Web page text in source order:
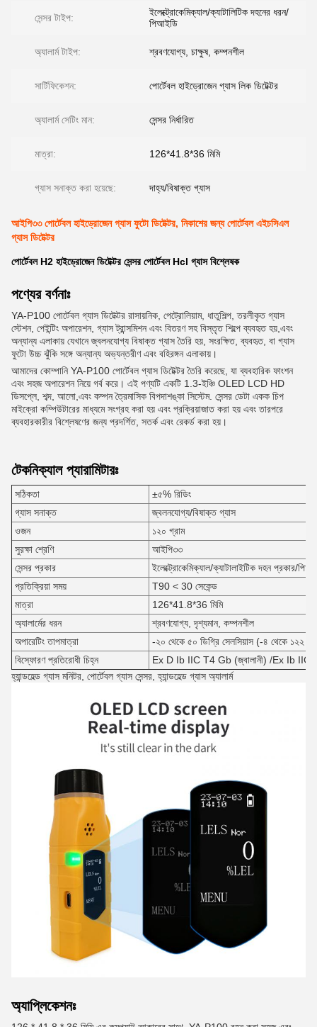
সেন্সর টাইপ:
ইলেক্ট্রোকেমিক্যাল/ক্যাটালিটিক দহনের ধরন/
পিআইডি
অ্যালার্ম টাইপ: শ্রবণযোগ্য, চাক্ষুষ, কম্পনশীল
সার্টিফিকেশন: পোর্টেবল হাইড্রোজেন গ্যাস লিক ডিটেক্টর
অ্যালার্ম সেটিং মান: সেন্সর নির্ধারিত
মাত্রা: 126*41.8*36 মিমি
গ্যাস সনাক্ত করা হয়েছে: দাহ্য/বিষাক্ত গ্যাস
আইপি৩৩ পোর্টেবল হাইড্রোজেন গ্যাস ফুটো ডিটেক্টর, নিকাশের জন্য পোর্টেবল এইচসিএল
গ্যাস ডিটেক্টর
পোর্টেবল H2 হাইড্রোজেন ডিটেক্টর সেন্সর পোর্টেবল Hcl গ্যাস বিশ্লেষক
পণ্যের বর্ণনাঃ
YA-P100 পোর্টেবল গ্যাস ডিটেক্টর রাসায়নিক, পেট্রোলিয়াম, ধাতুশিল্প, তরলীকৃত গ্যাস
স্টেশন, পেইন্টিং অপারেশন, গ্যাস ট্রান্সমিশন এবং বিতরণ সহ বিস্তৃত শিল্পে ব্যবহৃত হয়,এবং
অন্যান্য এলাকায় যেখানে জ্বলনযোগ্য বিষাক্ত গ্যাস তৈরি হয়, সংরক্ষিত, ব্যবহৃত, বা গ্যাস
ফুটো উচ্চ ঝুঁকি সঙ্গে অন্যান্য অভ্যন্তরীণ এবং বহিরঙ্গন এলাকায়।
আমাদের কোম্পানি YA-P100 পোর্টেবল গ্যাস ডিটেক্টর তৈরি করেছে, যা ব্যবহারিক ফাংশন
এবং সহজ অপারেশন নিয়ে গর্ব করে। এই পণ্যটি একটি 1.3-ইঞ্চি OLED LCD HD
ডিসপ্লে, শব্দ, আলো,এবং কম্পন ত্রৈমাসিক বিপদাশঙ্কা সিস্টেম. সেন্সর ডেটা একক চিপ
মাইক্রো কম্পিউটারের মাধ্যমে সংগ্রহ করা হয় এবং প্রক্রিয়াজাত করা হয় এবং তারপরে
ব্যবহারকারীর বিশ্লেষণের জন্য প্রদর্শিত, সতর্ক এবং রেকর্ড করা হয়।
টেকনিক্যাল প্যারামিটারঃ
সঠিকতা
±৫% রিডিং
গ্যাস সনাক্ত
জ্বলনযোগ্য/বিষাক্ত গ্যাস
ওজন
১২০ গ্রাম
সুরক্ষা শ্রেণি
আইপি৩৩
সেন্সর প্রকার
ইলেক্ট্রোকেমিক্যাল/ক্যাটালাইটিক দহন প্রকার/
প্রতিক্রিয়া সময়
T90 < 30 সেকেন্ড
মাত্রা
126*41.8*36 মিমি
অ্যালার্মের ধরন
শ্রবণযোগ্য, দৃশ্যমান, কম্পনশীল
অপারেটিং তাপমাত্রা
-২০ থেকে ৫০ ডিগ্রি সেলসিয়াস (-৪ থেকে ১২২
বিস্ফোরণ প্রতিরোধী চিহ্ন
Ex D Ib IIC T4 Gb (জ্বালানী) /Ex Ib IIC
হ্যান্ডহেল্ড গ্যাস মনিটর, পোর্টেবল গ্যাস সেন্সর, হ্যান্ডহেল্ড গ্যাস অ্যালার্ম
অ্যাপ্লিকেশনঃ